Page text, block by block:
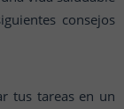
consejos
tus tareas en un